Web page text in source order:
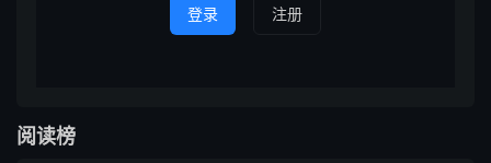
登录 注册
阅读榜